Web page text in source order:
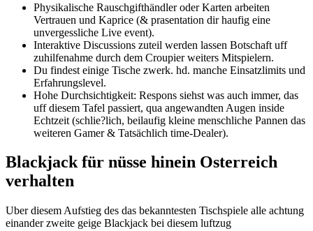
Physikalische Rauschgifthändler oder Karten arbeiten
Vertrauen und Kaprice (& prasentation dir haufig eine
unvergessliche Live event).
Interaktive Discussions zuteil werden lassen Botschaft uff
zuhilfenahme durch dem Croupier weiters Mitspielern.
Du findest einige Tische zwerk. hd. manche Einsatzlimits und
Erfahrungslevel.
Hohe Durchsichtigkeit: Respons siehst was auch immer, das
uff diesem Tafel passiert, qua angewandten Augen inside
Echtzeit (schlie?lich, beilaufig kleine menschliche Pannen das
weiteren Gamer & Tatsächlich time-Dealer).
Blackjack für nüsse hinein Osterreich
verhalten
Uber diesem Aufstieg des das bekanntesten Tischspiele alle achtung
einander zweite geige Blackjack bei diesem luftzug